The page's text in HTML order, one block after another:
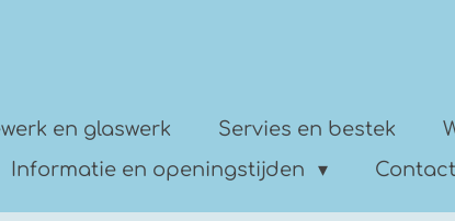
en glaswerk Servies en bestek
Informatie en openingstijden Contact